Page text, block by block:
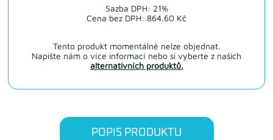
Sazba DPH: 21%
Cena bez DPH: 864.60 Kč
Tento produkt momentálně nelze objednat.
Napište nám o více informací nebo si vyberte z našich
alternativních produktů.
POPIS PRODUKTU